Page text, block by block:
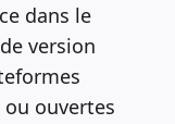
dans le
version
ouvertes